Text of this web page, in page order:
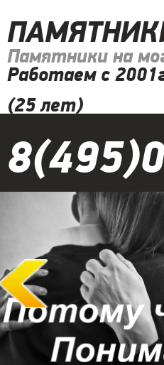
Памятники на
Работаем с
(25 лет)